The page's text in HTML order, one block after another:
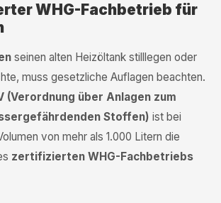
WHG-Fachbetrieb für
seinen alten Heizöltank stilllegen oder
muss gesetzliche Auflagen beachten.
(Verordnung über Anlagen zum
Stoffen) ist bei
von mehr als 1.000 Litern die
zertifizierten WHG-Fachbetriebs